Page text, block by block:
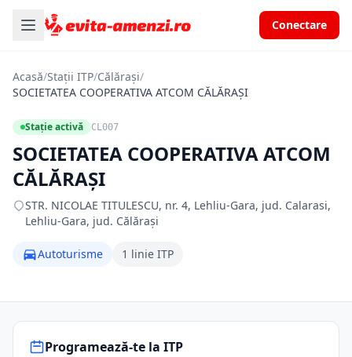
Conectare
Acasă/Stații ITP/Călărași/
SOCIETATEA COOPERATIVA ATCOM CĂLĂRAŞI
Stație activă CL007
SOCIETATEA COOPERATIVA ATCOM
CĂLĂRAŞI
STR. NICOLAE TITULESCU, nr. 4, Lehliu-Gara, jud. Calarasi,
Lehliu-Gara, jud. Călărași
Autoturisme 1 linie ITP
Programează-te la ITP